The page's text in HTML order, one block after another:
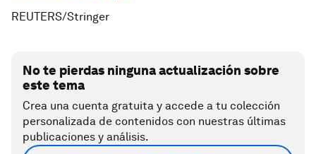
REUTERS/Stringer
No te pierdas ninguna actualización sobre
este tema
Crea una cuenta gratuita y accede a tu colección
personalizada de contenidos con nuestras últimas
publicaciones y análisis.